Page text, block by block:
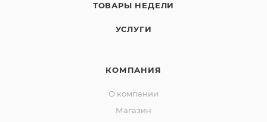
ТОВАРЫ НЕДЕЛИ
УСЛУГИ
КОМПАНИЯ
О компании
Магазин